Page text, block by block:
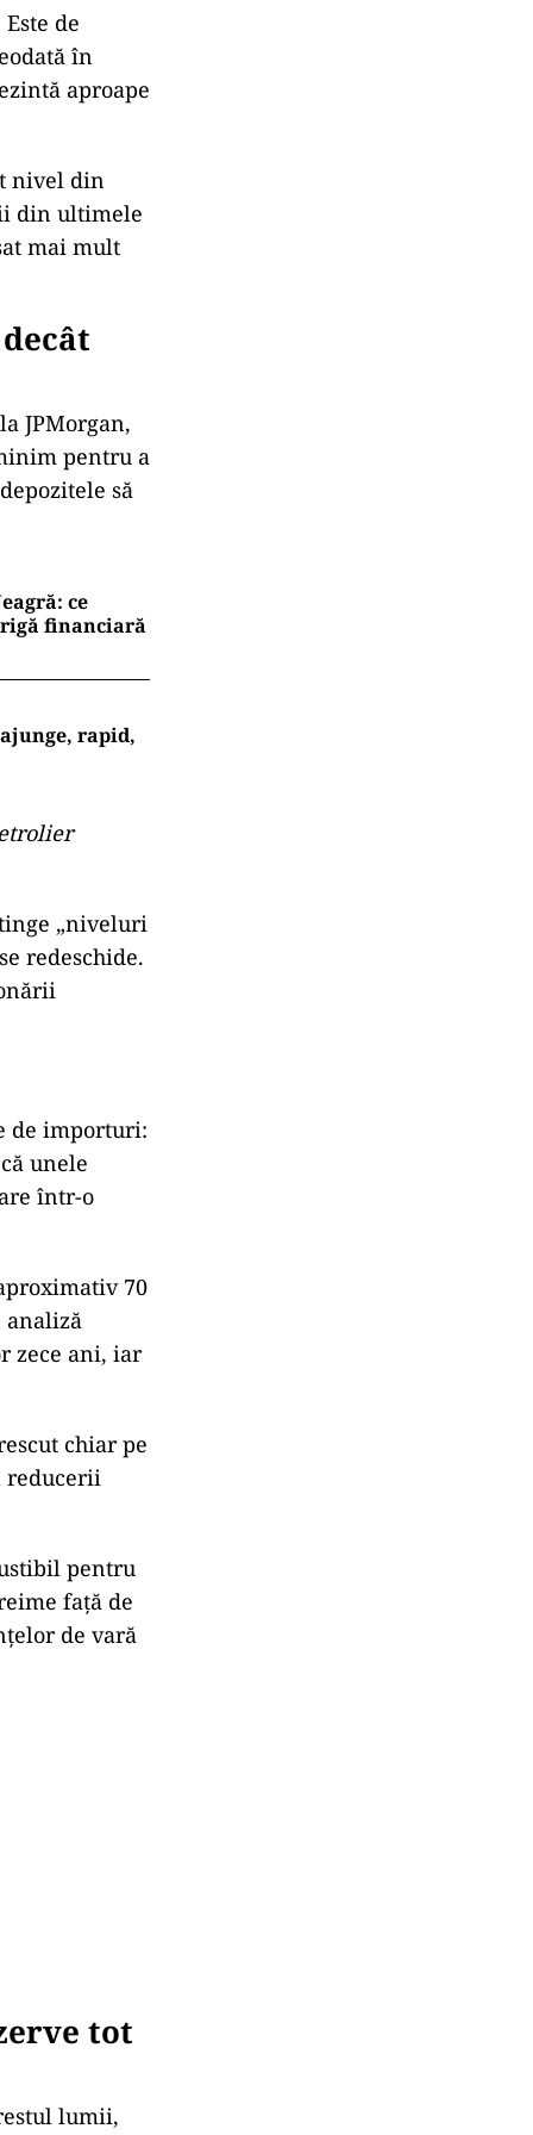
de
în
aproape
nivel din
din ultimele
mai mult
JPMorgan,
pentru a
să
ce
financiară
rapid,
„niveluri
redeschide.
de importuri:
unele
într-o
70
zece ani, iar
chiar pe
reducerii
pentru
față de
de vară
tot
lumii,